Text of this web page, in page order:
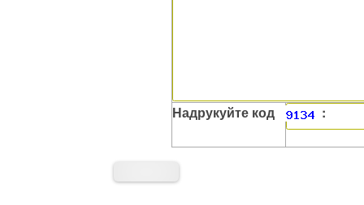
Надрукуйте код :